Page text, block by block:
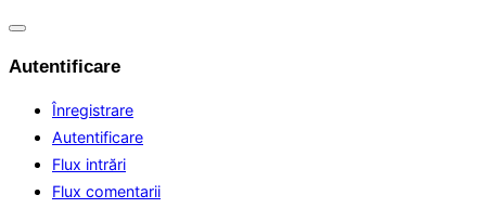
Comută
Autentificare
Înregistrare
Autentificare
Flux intrări
Flux comentarii